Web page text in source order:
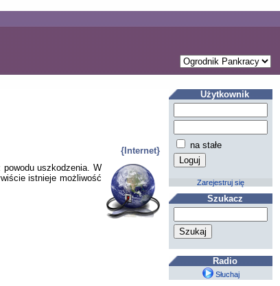
{Internet}
powodu uszkodzenia. W
istnieje możliwość
Użytkownik
na stałe
Zarejestruj się
Szukacz
Radio
Słuchaj